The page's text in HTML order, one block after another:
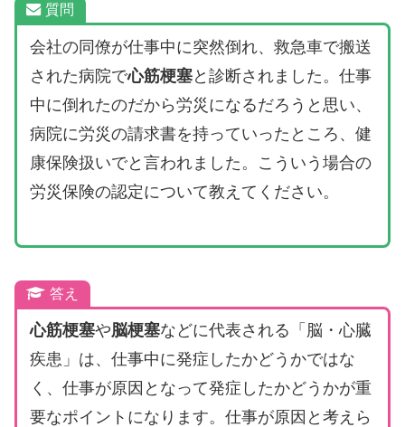
質問
会社の同僚が仕事中に突然倒れ、救急車で搬送
された病院で心筋梗塞と診断されました。仕事
中に倒れたのだから労災になるだろうと思い、
病院に労災の請求書を持っていったところ、健
康保険扱いでと言われました。こういう場合の
労災保険の認定について教えてください。
答え
心筋梗塞や脳梗塞などに代表される「脳・心臓
疾患」は、仕事中に発症したかどうかではな
く、仕事が原因となって発症したかどうかが重
要なポイントになります。仕事が原因と考えら